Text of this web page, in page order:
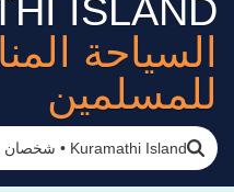
ISLAND
السياحة
للمسلمين
Kuramathi Island
• شخصان